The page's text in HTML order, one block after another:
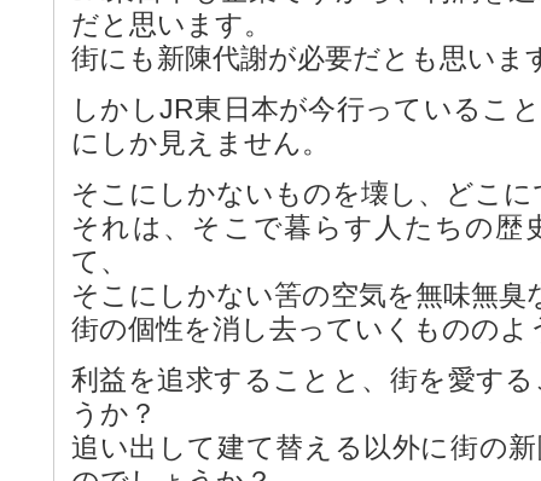
だと思います。
街にも新陳代謝が必要だとも思いま
しかしJR東日本が今行っているこ
にしか見えません。
そこにしかないものを壊し、どこ
それは、そこで暮らす人たちの歴
て、
そこにしかない筈の空気を無味無臭
街の個性を消し去っていくもののよ
利益を追求することと、街を愛す
うか？
追い出して建て替える以外に街の